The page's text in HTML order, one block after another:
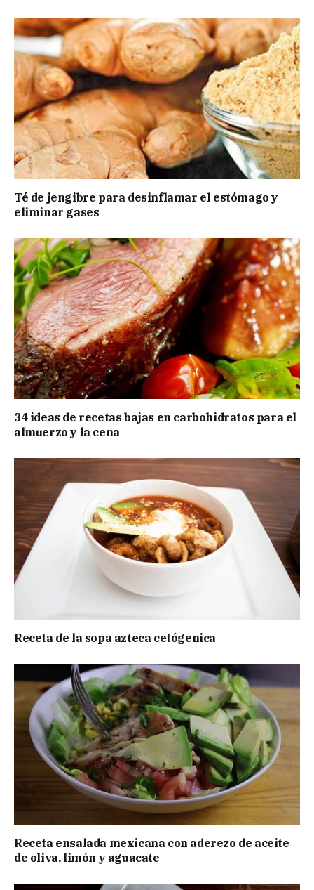
Té de jengibre para desinflamar el estómago y
eliminar gases
34 ideas de recetas bajas en carbohidratos para el
almuerzo y la cena
Receta de la sopa azteca cetógenica
Receta ensalada mexicana con aderezo de aceite
de oliva, limón y aguacate